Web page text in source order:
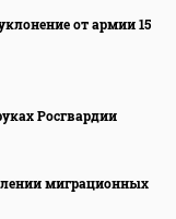
от армии 15
Росгвардии
миграционных